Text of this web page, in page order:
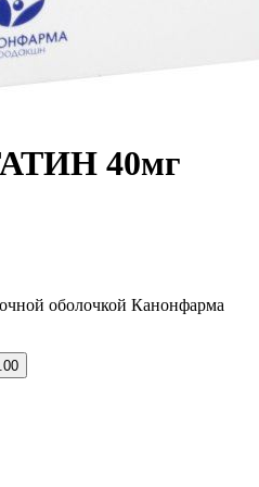
40мг
оболочкой Канонфарма